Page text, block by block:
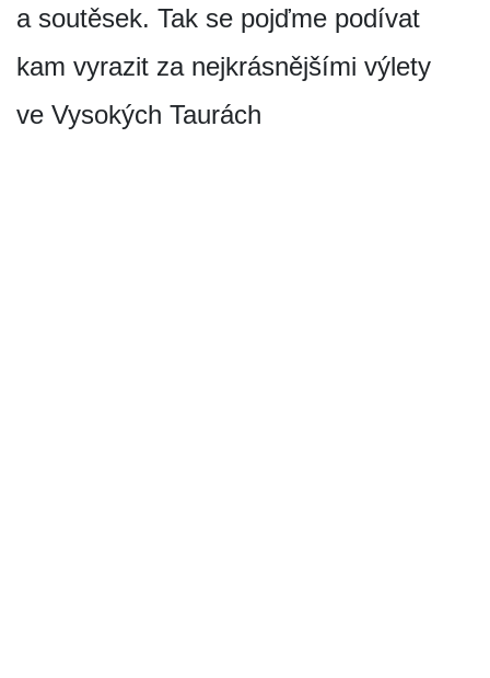
a soutěsek. Tak se pojďme podívat
kam vyrazit za nejkrásnějšími výlety
ve Vysokých Taurách